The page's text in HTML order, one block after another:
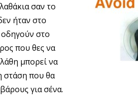
σαν το
ήταν στο
στο
που θες να
μπορεί να
στάση που θα
για σένα.